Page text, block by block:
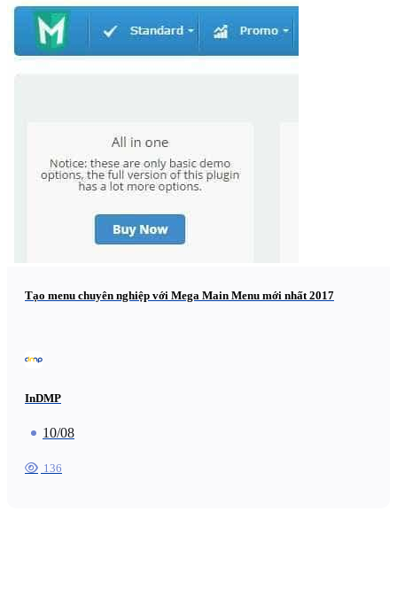
Tạo menu chuyên nghiệp với Mega Main Menu mới nhất 2017
InDMP
10/08
136